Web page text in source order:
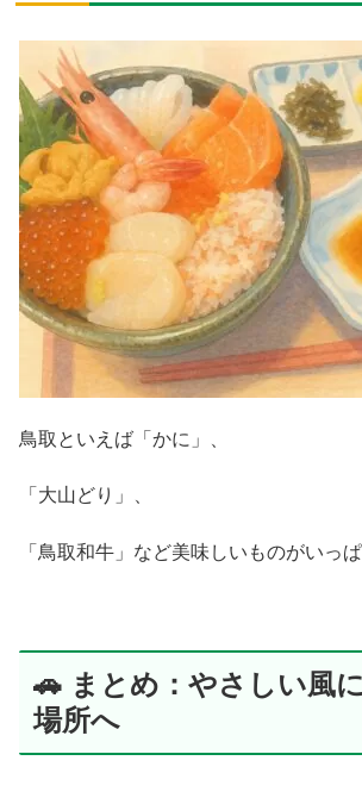
鳥取といえば「かに」、
「大山どり」、
「鳥取和牛」など美味しいものがいっぱ
🚗 まとめ：やさしい風
場所へ